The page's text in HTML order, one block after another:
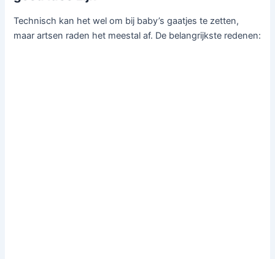
Technisch kan het wel om bij baby’s gaatjes te zetten,
maar artsen raden het meestal af. De belangrijkste redenen: